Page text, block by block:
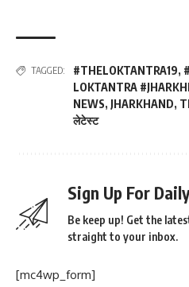
TAGGED: #THELOKTANTRA19,
LOKTANTRA
NEWS, JHARKHAND,
लेटेस्ट
Sign Up For
Be keep up! Get the
straight to your inbox.
[mc4wp_form]